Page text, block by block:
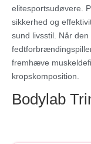
elitesportsudøvere.
sikkerhed og
sund livsstil. Når
fremhæve
kropskomposition.
Bodylab